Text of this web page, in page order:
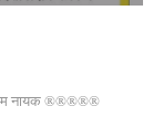
नायक ®®®®®